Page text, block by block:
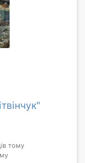
тому